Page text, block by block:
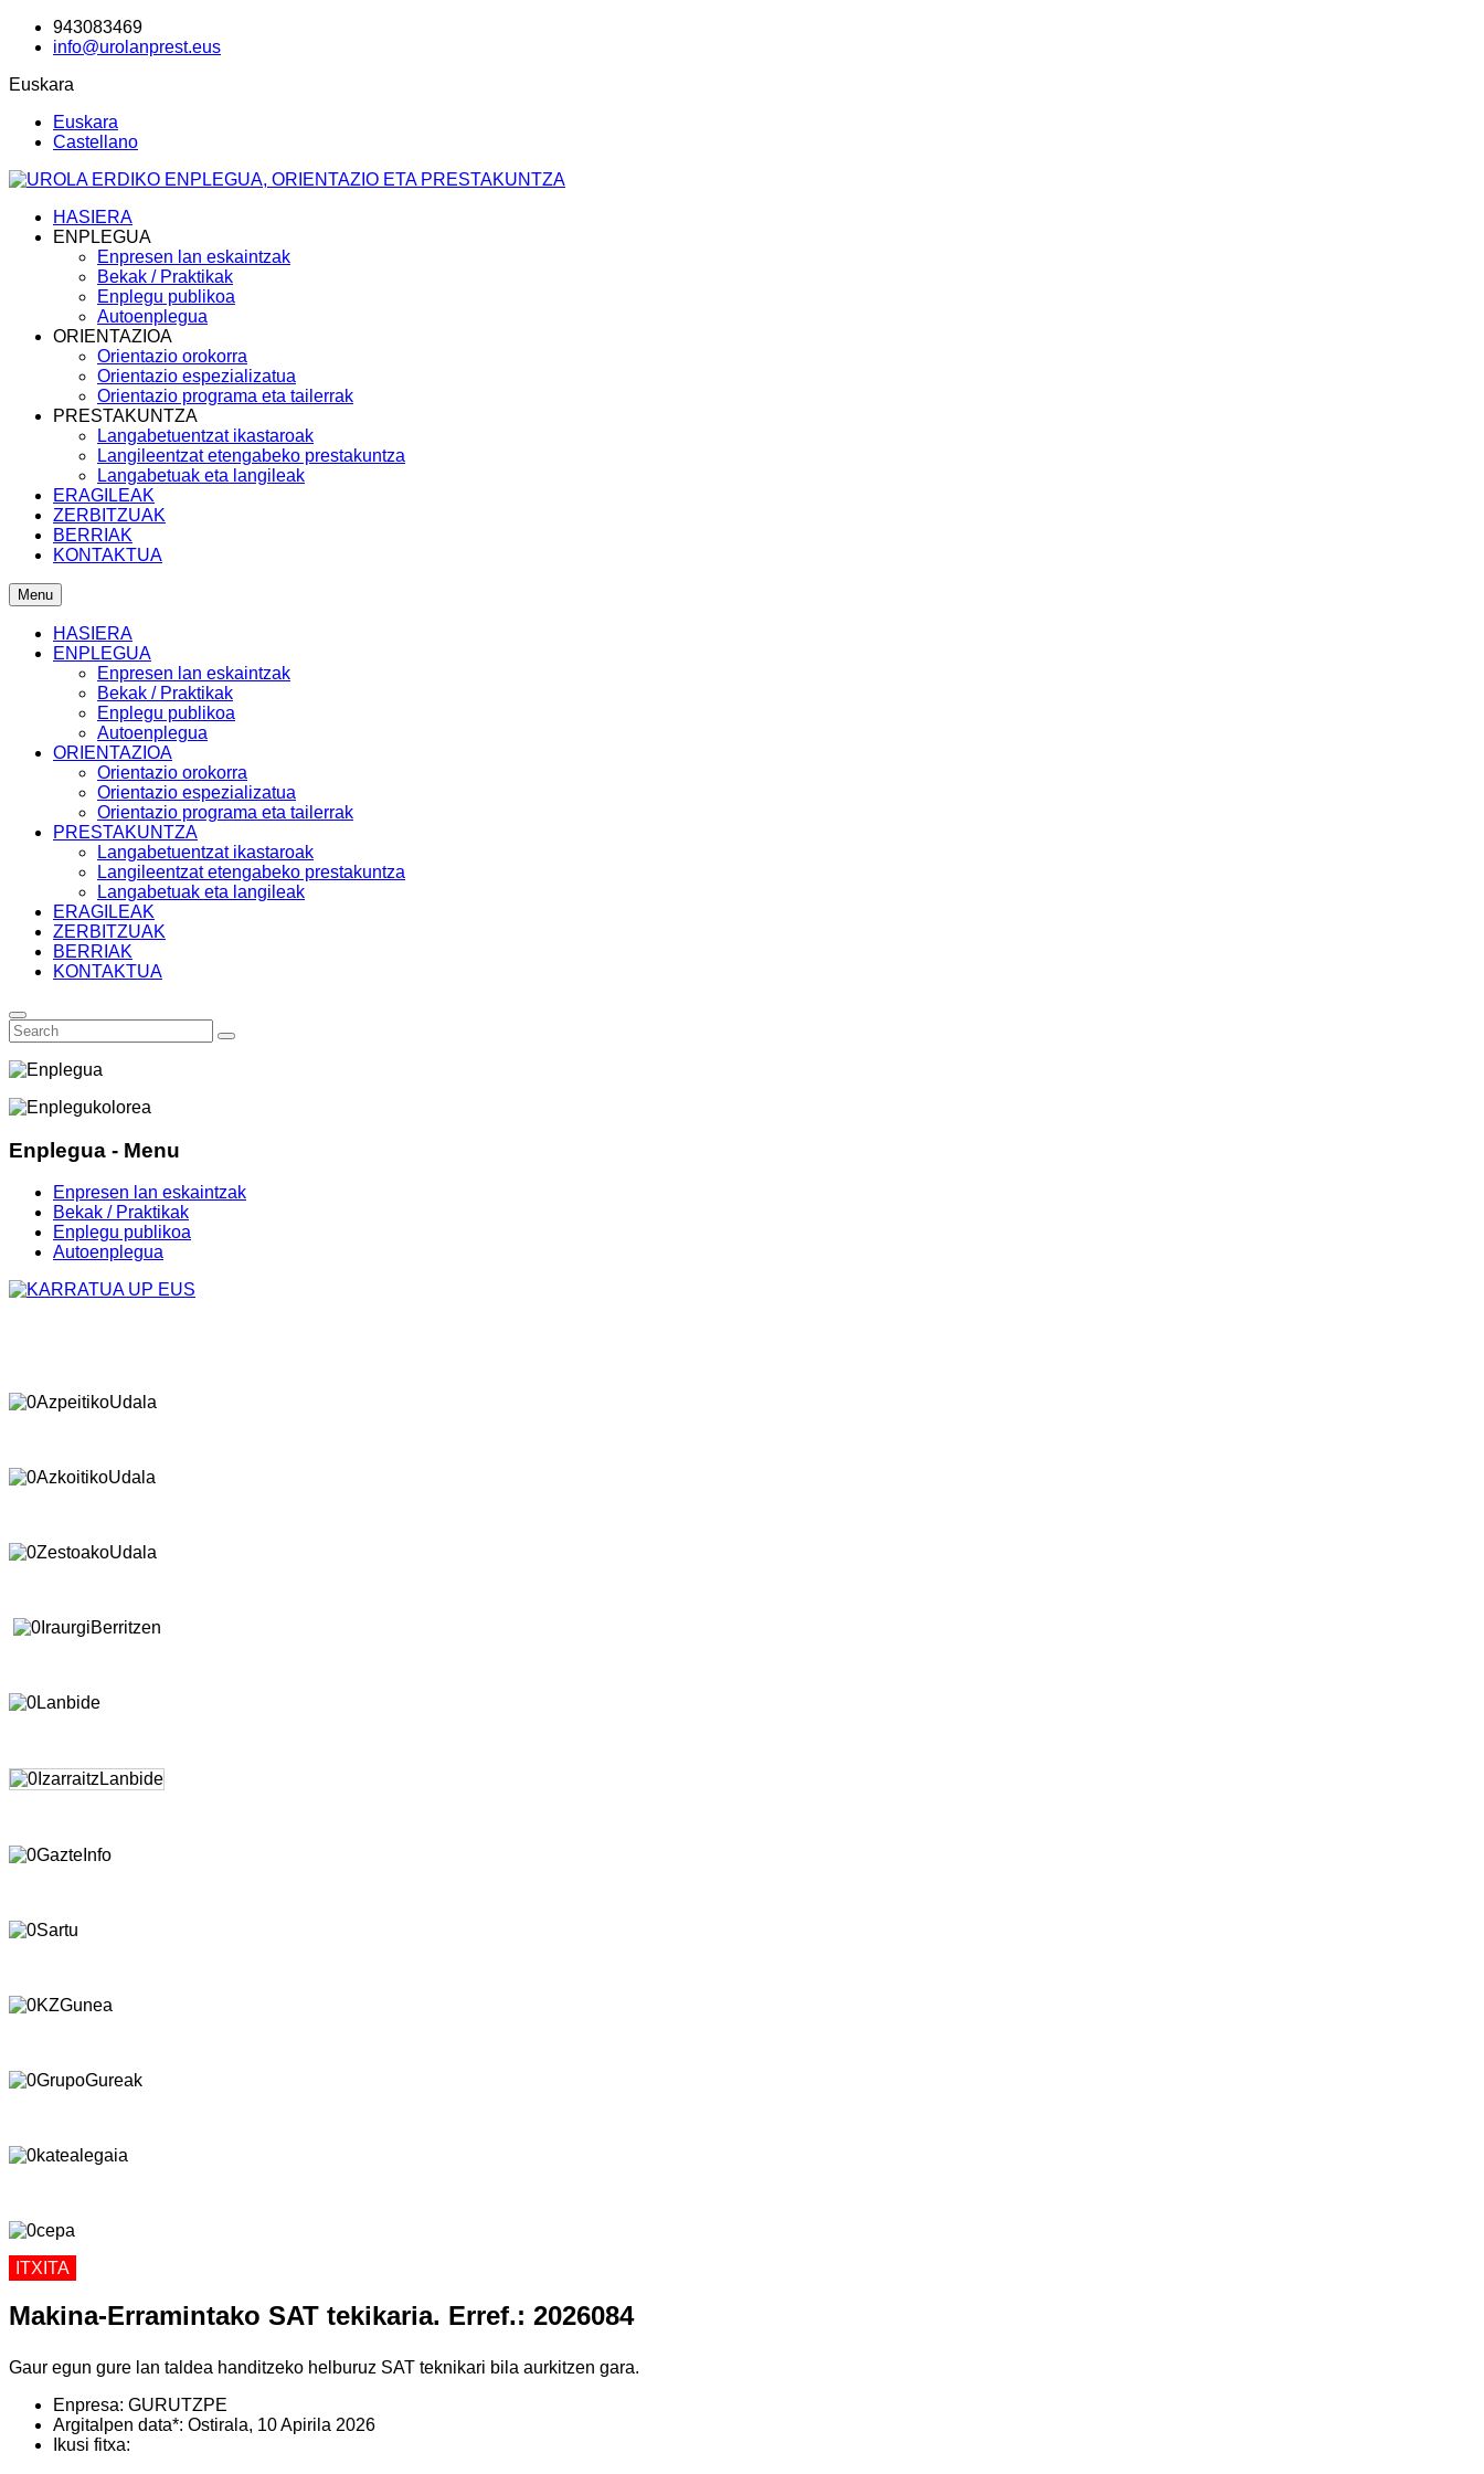
943083469
info@urolanprest.eus
Euskara
Euskara
Castellano
HASIERA
ENPLEGUA
Enpresen lan eskaintzak
Bekak / Praktikak
Enplegu publikoa
Autoenplegua
ORIENTAZIOA
Orientazio orokorra
Orientazio espezializatua
Orientazio programa eta tailerrak
PRESTAKUNTZA
Langabetuentzat ikastaroak
Langileentzat etengabeko prestakuntza
Langabetuak eta langileak
ERAGILEAK
ZERBITZUAK
BERRIAK
KONTAKTUA
Menu
HASIERA
ENPLEGUA
Enpresen lan eskaintzak
Bekak / Praktikak
Enplegu publikoa
Autoenplegua
ORIENTAZIOA
Orientazio orokorra
Orientazio espezializatua
Orientazio programa eta tailerrak
PRESTAKUNTZA
Langabetuentzat ikastaroak
Langileentzat etengabeko prestakuntza
Langabetuak eta langileak
ERAGILEAK
ZERBITZUAK
BERRIAK
KONTAKTUA
Enplegua - Menu
Enpresen lan eskaintzak
Bekak / Praktikak
Enplegu publikoa
Autoenplegua
ITXITA
Makina-Erramintako SAT tekikaria. Erref.: 2026084
Gaur egun gure lan taldea handitzeko helburuz SAT teknikari bila aurkitzen gara.
Enpresa: GURUTZPE
Argitalpen data*: Ostirala, 10 Apirila 2026
Ikusi fitxa: